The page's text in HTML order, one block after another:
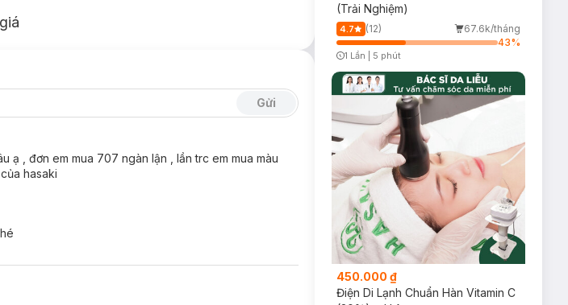
Gửi
ạ , đơn em mua 707 ngàn lận , lần trc em mua màu
hasaki
(Trải Nghiệm)
4.7 (12)
67.6k/tháng
43%
Timer Gray Icon
1 Lần 5 phút
450.000 ₫
Điện Di Lạnh Chuẩn Hàn Vitamin C